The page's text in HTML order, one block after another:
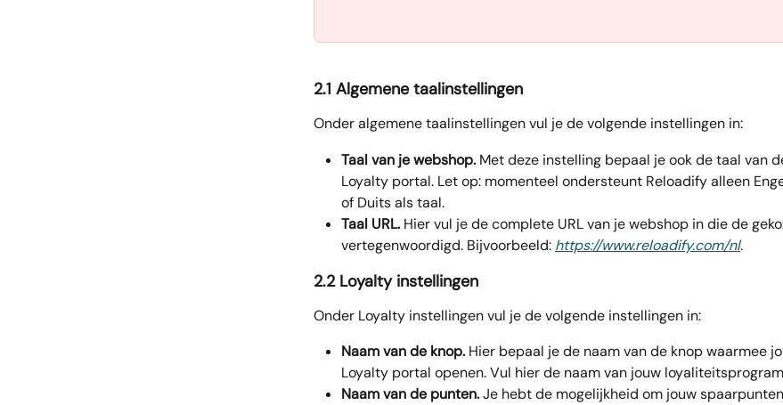
2.1 Algemene taalinstellingen
Onder algemene taalinstellingen vul je de volgende instellingen in:
Taal van je webshop. Met deze instelling bepaal je ook de taal van
Loyalty portal. Let op: momenteel ondersteunt Reloadify alleen
of Duits als taal.
Taal URL. Hier vul je de complete URL van je webshop in die de
vertegenwoordigd. Bijvoorbeeld: https://www.reloadify.com/nl.
2.2 Loyalty instellingen
Onder Loyalty instellingen vul je de volgende instellingen in:
Naam van de knop. Hier bepaal je de naam van de knop waarmee
Loyalty portal openen. Vul hier de naam van jouw
Naam van de punten. Je hebt de mogelijkheid om jouw